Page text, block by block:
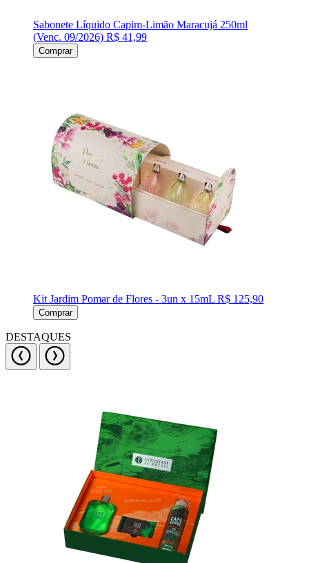
Sabonete Líquido Capim-Limão Maracujá 250ml
(Venc. 09/2026) R$ 41,99
Comprar
Kit Jardim Pomar de Flores - 3un x 15mL R$ 125,90
Comprar
DESTAQUES